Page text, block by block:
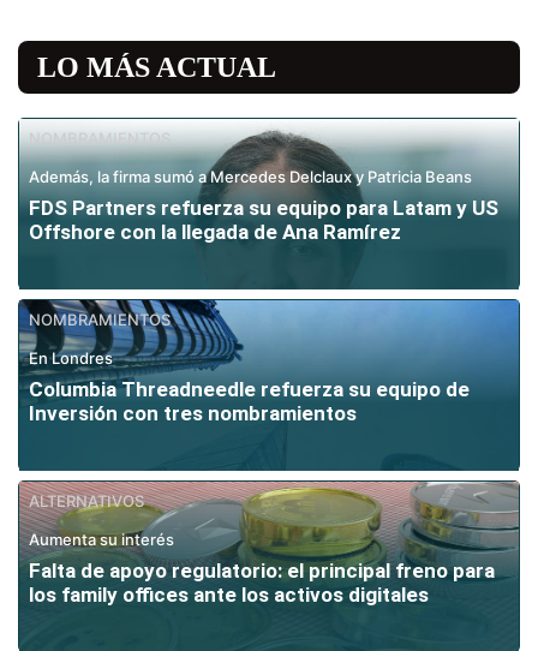
LO MÁS ACTUAL
NOMBRAMIENTOS
Además, la firma sumó a Mercedes Delclaux y Patricia Beans
FDS Partners refuerza su equipo para Latam y US
Offshore con la llegada de Ana Ramírez
NOMBRAMIENTOS
En Londres
Columbia Threadneedle refuerza su equipo de
Inversión con tres nombramientos
ALTERNATIVOS
Aumenta su interés
Falta de apoyo regulatorio: el principal freno para
los family offices ante los activos digitales